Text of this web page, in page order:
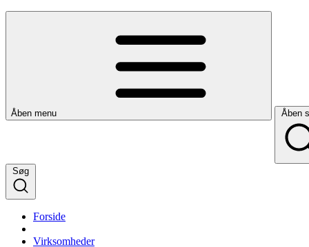
Åben menu Åben
Søg
Forside
Virksomheder